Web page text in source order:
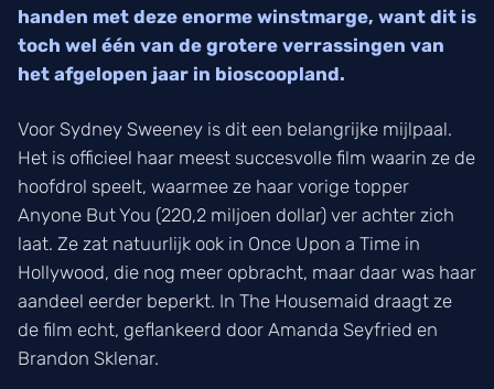
handen met deze enorme winstmarge, want dit is
toch wel één van de grotere verrassingen van
het afgelopen jaar in bioscoopland.
Voor Sydney Sweeney is dit een belangrijke mijlpaal.
Het is officieel haar meest succesvolle film waarin ze de
hoofdrol speelt, waarmee ze haar vorige topper
Anyone But You (220,2 miljoen dollar) ver achter zich
laat. Ze zat natuurlijk ook in Once Upon a Time in
Hollywood, die nog meer opbracht, maar daar was haar
aandeel eerder beperkt. In The Housemaid draagt ze
de film echt, geflankeerd door Amanda Seyfried en
Brandon Sklenar.